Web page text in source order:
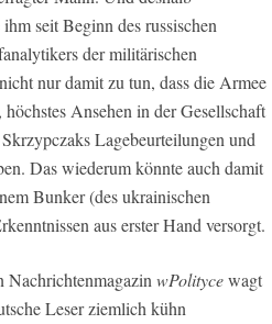
seit Beginn des russischen
der militärischen
nur damit zu tun, dass die Armee
Ansehen in der Gesellschaft
Lagebeurteilungen und
Das wiederum könnte auch damit
Bunker (des ukrainischen
aus erster Hand versorgt.
Nachrichtenmagazin wPolitycewagt
Leser ziemlich kühn